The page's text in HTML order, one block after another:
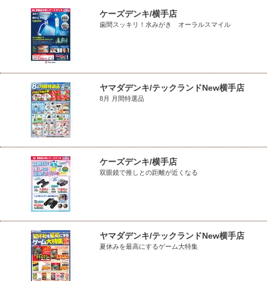
ケーズデンキ/横手店
歯間スッキリ！水みがき オーラルスマイル
ヤマダデンキ/テックランドNew横手店
8月 月間特選品
ケーズデンキ/横手店
双眼鏡で推しとの距離が近くなる
ヤマダデンキ/テックランドNew横手店
夏休みを最高にするゲーム大特集